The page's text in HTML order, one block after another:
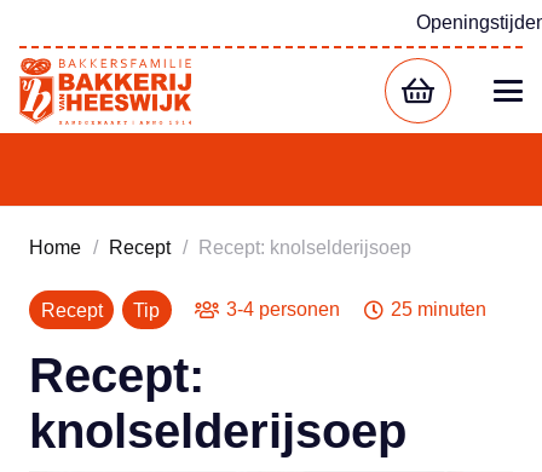
Home / Recept / Recept: knolselderijsoep
Recept Tip 3-4 personen 25 minuten
Recept:
knolselderijsoep